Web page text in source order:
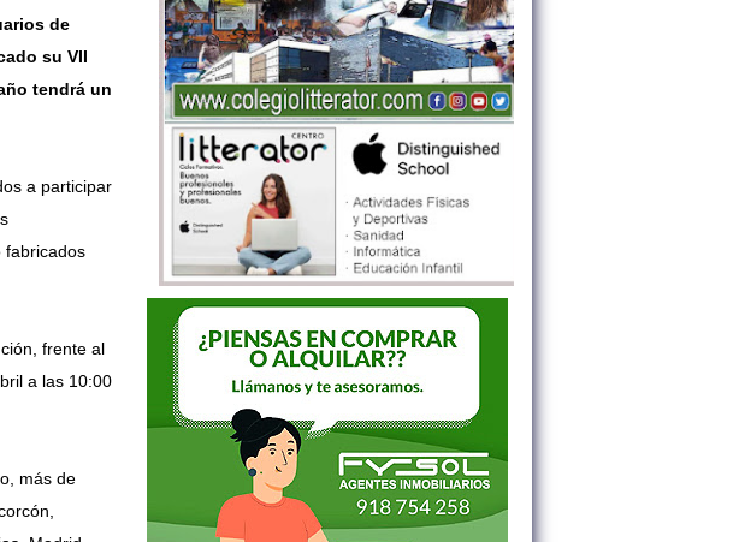
de
su VII
tendrá un
a participar
fabricados
frente al
a las 10:00
más de